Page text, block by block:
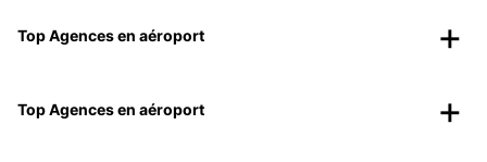
Top Agences en aéroport
Top Agences en aéroport